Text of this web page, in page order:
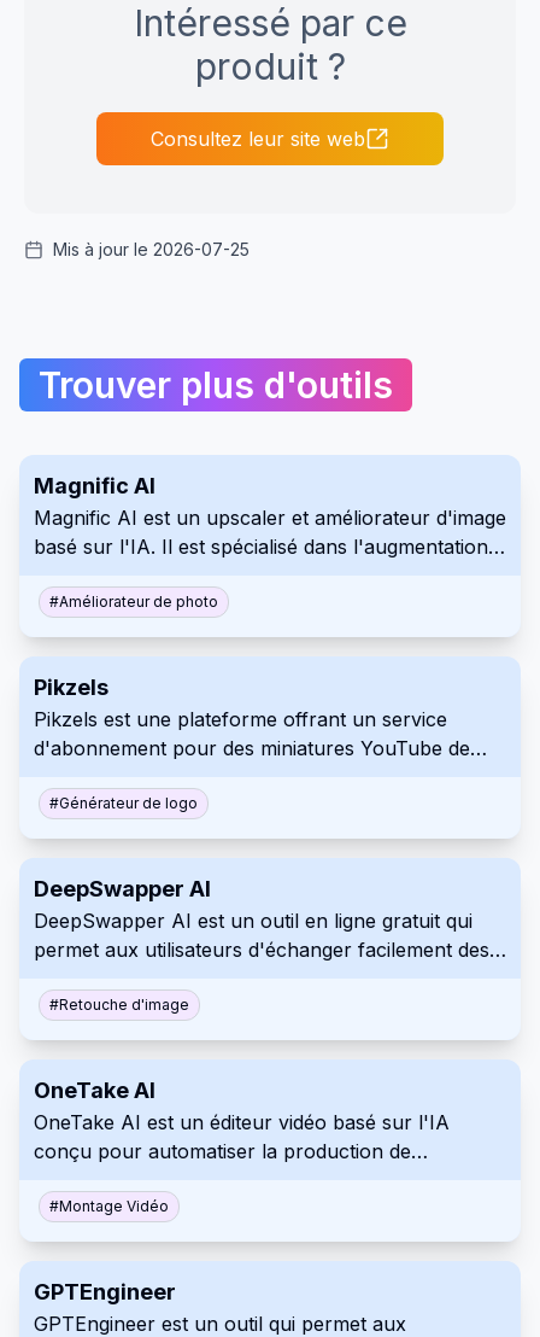
Intéressé par ce
produit ?
Consultez leur site web
Mis à jour le 2026-07-25
Trouver plus d'outils
Magnific AI
Magnific AI est un upscaler et améliorateur d'image
basé sur l'IA. Il est spécialisé dans l'augmentation
complexes grâce à un contrôle 'Créativité'. Cet
outil est idéal pour les professionnels et les
d'image de haute qualité.
#Améliorateur de photo
Pikzels
Pikzels est une plateforme offrant un service
d'abonnement pour des miniatures YouTube de
illimitées auprès de designers experts pour un prix
mensuel fixe. Ce service vise à simplifier et
vidéo professionnelles.
#Générateur de logo
DeepSwapper AI
DeepSwapper AI est un outil en ligne gratuit qui
permet aux utilisateurs d'échanger facilement des
illimitée et produit des résultats réalistes de haute
qualité sans filigranes ni publicités. Le service est
#Retouche d'image
OneTake AI
OneTake AI est un éditeur vidéo basé sur l'IA
conçu pour automatiser la production de
brutes en vidéos soignées, complètes avec titres,
transitions et animations, en utilisant un processus
du contenu vidéo professionnel pour diverses
plateformes.
#Montage Vidéo
GPTEngineer
GPTEngineer est un outil qui permet aux